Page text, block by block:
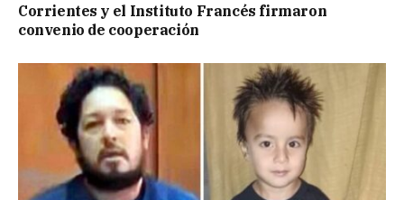
Corrientes y el Instituto Francés firmaron
convenio de cooperación